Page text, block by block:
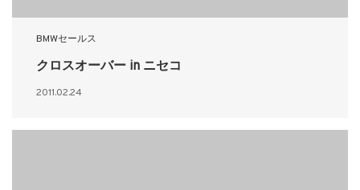
BMWセールス
クロスオーバー in ニセコ
2011.02.24